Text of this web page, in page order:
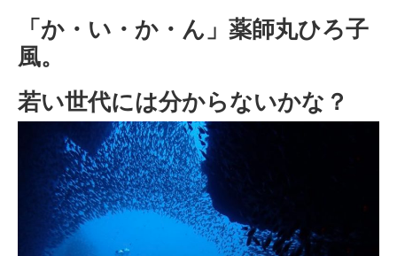
「か・い・か・ん」薬師丸ひろ子
風。
若い世代には分からないかな？